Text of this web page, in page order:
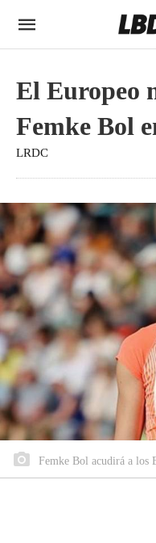
El Europeo
Femke Bol
LRDC
Femke Bol acudirá a los